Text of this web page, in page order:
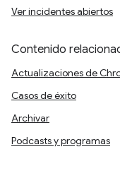
Ver incidentes abiertos
Contenido
Actualizaciones de
Casos de éxito
Archivar
Podcasts y programas